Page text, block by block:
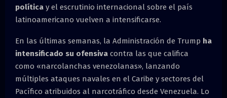
política y el escrutinio internacional sobre el país
latinoamericano vuelven a intensificarse.
En las últimas semanas, la Administración de Trump ha
intensificado su ofensiva contra las que califica
como «narcolanchas venezolanas», lanzando
múltiples ataques navales en el Caribe y sectores del
Pacífico atribuidos al narcotráfico desde Venezuela. Lo